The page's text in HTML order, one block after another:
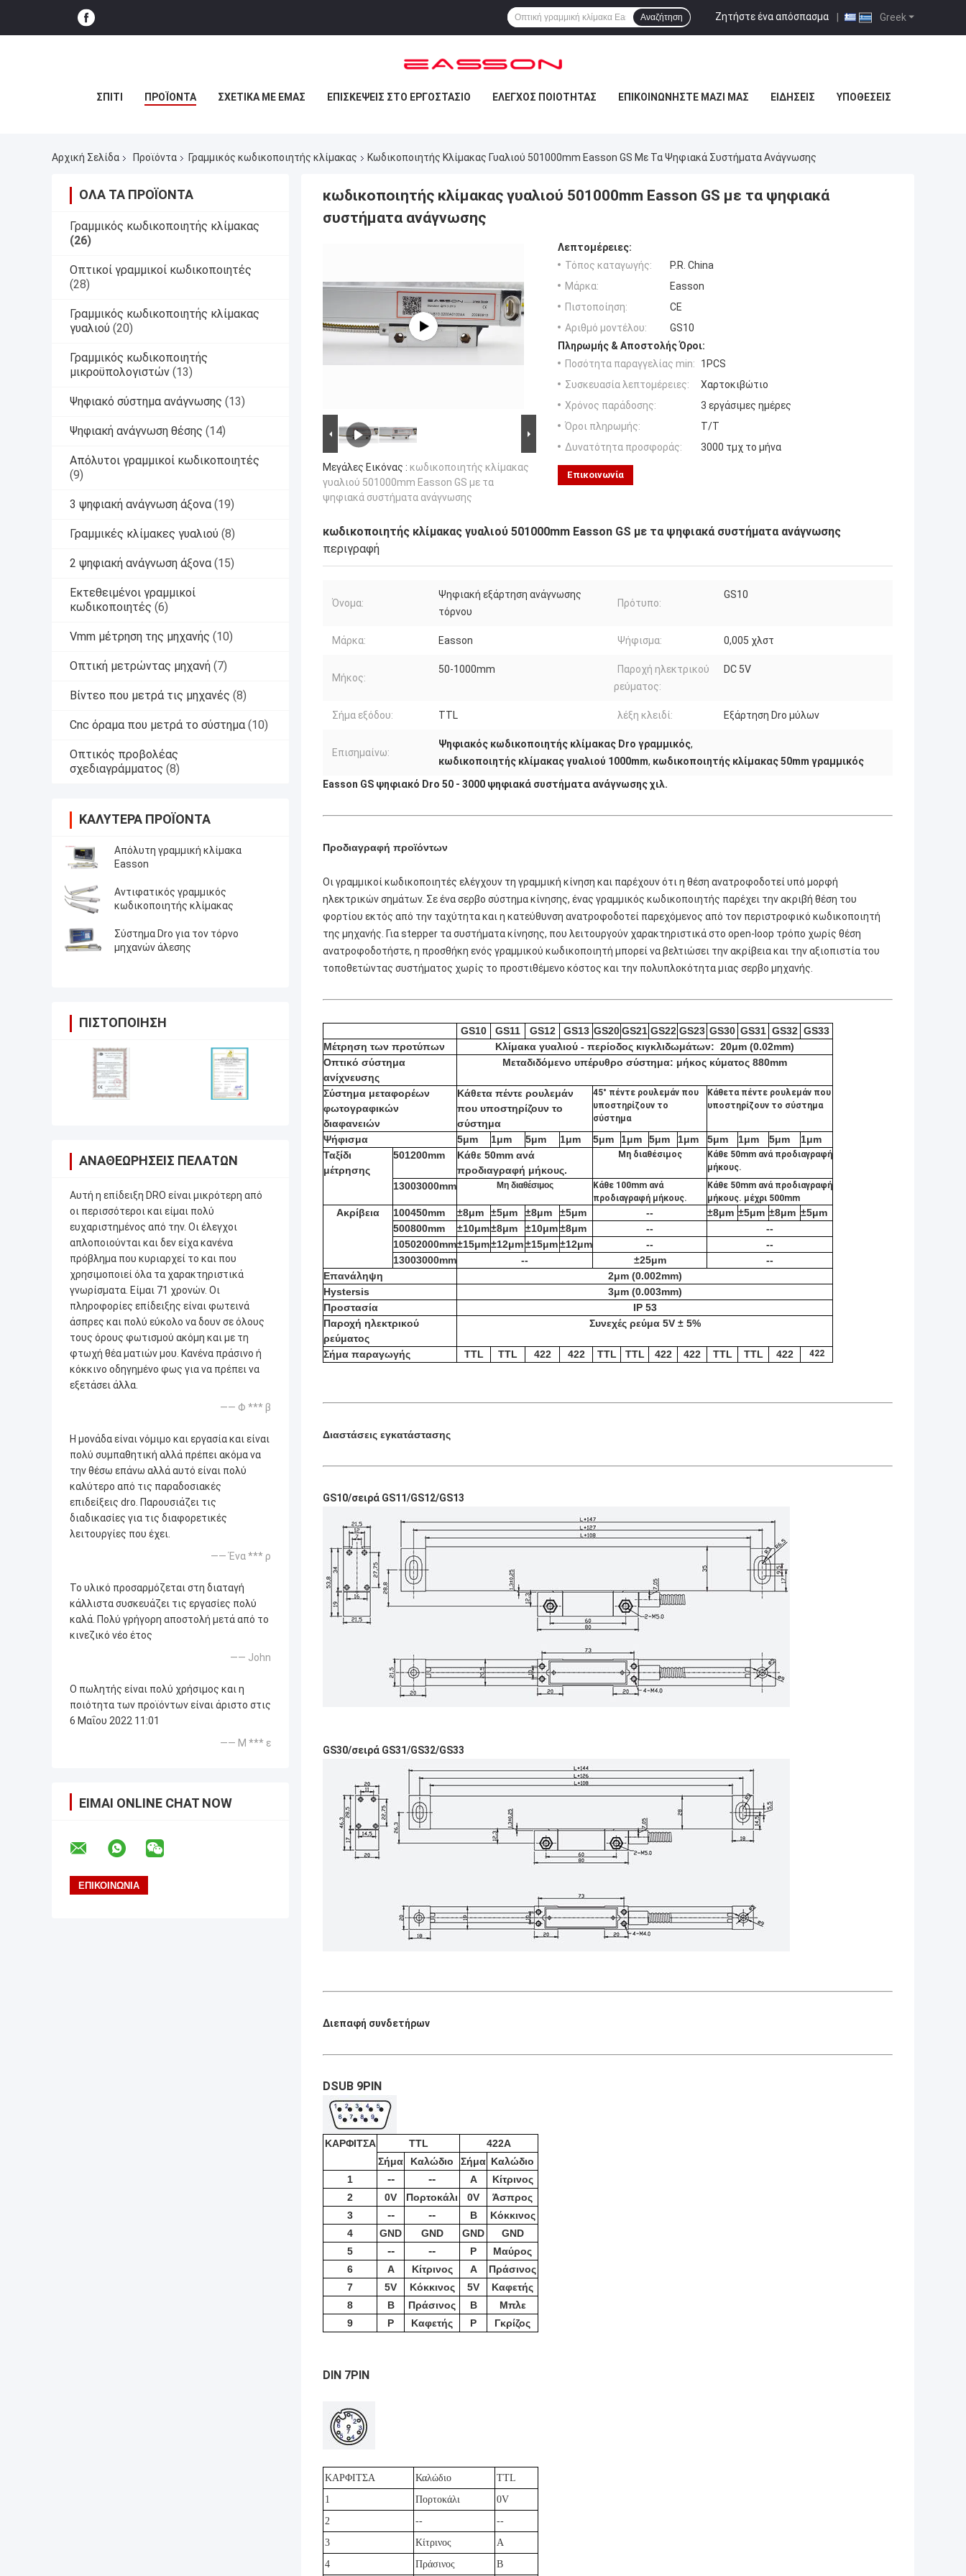
Greek
Ζητήστε ένα απόσπασμα |
Αναζήτηση
ΣΠΊΤΙ ΠΡΟΪΌΝΤΑ ΣΧΕΤΙΚΆ ΜΕ ΕΜΆΣ ΕΠΙΣΚΈΨΕΙΣ ΣΤΟ ΕΡΓΟΣΤΆΣΙΟ ΈΛΕΓΧΟΣ ΠΟΙΌΤΗΤΑΣ ΕΠΙΚΟΙΝΩΝΉΣΤΕ ΜΑΖΊ ΜΑΣ ΕΙΔΉΣΕΙΣ ΥΠΟΘΈΣΕΙΣ
Αρχική Σελίδα Προϊόντα Γραμμικός κωδικοποιητής κλίμακας Κωδικοποιητής Κλίμακας Γυαλιού 501000mm Easson GS Με Τα Ψηφιακά Συστήματα Ανάγνωσης
ΌΛΑ ΤΑ ΠΡΟΪΌΝΤΑ
Γραμμικός κωδικοποιητής κλίμακας
(26)
Οπτικοί γραμμικοί κωδικοποιητές
(28)
Γραμμικός κωδικοποιητής κλίμακας
γυαλιού (20)
Γραμμικός κωδικοποιητής
μικροϋπολογιστών (13)
Ψηφιακό σύστημα ανάγνωσης (13)
Ψηφιακή ανάγνωση θέσης (14)
Απόλυτοι γραμμικοί κωδικοποιητές
(9)
3 ψηφιακή ανάγνωση άξονα (19)
Γραμμικές κλίμακες γυαλιού (8)
2 ψηφιακή ανάγνωση άξονα (15)
Εκτεθειμένοι γραμμικοί
κωδικοποιητές (6)
Vmm μέτρηση της μηχανής (10)
Οπτική μετρώντας μηχανή (7)
Βίντεο που μετρά τις μηχανές (8)
Cnc όραμα που μετρά το σύστημα (10)
Οπτικός προβολέας
σχεδιαγράμματος (8)
ΚΑΛΎΤΕΡΑ ΠΡΟΪΌΝΤΑ
Απόλυτη γραμμική κλίμακα
Easson
Αντιφατικός γραμμικός
κωδικοποιητής κλίμακας
Σύστημα Dro για τον τόρνο
μηχανών άλεσης
ΠΙΣΤΟΠΟΊΗΣΗ
ΑΝΑΘΕΩΡΉΣΕΙΣ ΠΕΛΑΤΏΝ
Αυτή η επίδειξη DRO είναι μικρότερη από
οι περισσότεροι και είμαι πολύ
ευχαριστημένος από την. Οι έλεγχοι
απλοποιούνται και δεν είχα κανένα
πρόβλημα που κυριαρχεί το και που
χρησιμοποιεί όλα τα χαρακτηριστικά
γνωρίσματα. Είμαι 71 χρονών. Οι
πληροφορίες επίδειξης είναι φωτεινά
άσπρες και πολύ εύκολο να δουν σε όλους
τους όρους φωτισμού ακόμη και με τη
φτωχή θέα ματιών μου. Κανένα πράσινο ή
κόκκινο οδηγημένο φως για να πρέπει να
εξετάσει άλλα.
—— Φ *** β
Η μονάδα είναι νόμιμο και εργασία και είναι
πολύ συμπαθητική αλλά πρέπει ακόμα να
την θέσω επάνω αλλά αυτό είναι πολύ
καλύτερο από τις παραδοσιακές
επιδείξεις dro. Παρουσιάζει τις
διαδικασίες για τις διαφορετικές
λειτουργίες που έχει.
—— Ένα *** ρ
Το υλικό προσαρμόζεται στη διαταγή
κάλλιστα συσκευάζει τις εργασίες πολύ
καλά. Πολύ γρήγορη αποστολή μετά από το
κινεζικό νέο έτος
—— John
Ο πωλητής είναι πολύ χρήσιμος και η
ποιότητα των προϊόντων είναι άριστο στις
6 Μαΐου 2022 11:01
—— Μ *** ε
ΕΊΜΑΙ ONLINE CHAT NOW
κωδικοποιητής κλίμακας γυαλιού 501000mm Easson GS με τα ψηφιακά
συστήματα ανάγνωσης
Μεγάλες Εικόνας : κωδικοποιητής κλίμακας
γυαλιού 501000mm Easson GS με τα
ψηφιακά συστήματα ανάγνωσης
Λεπτομέρειες:
Τόπος καταγωγής:
P.R. China
Μάρκα:
Easson
Πιστοποίηση:
CE
Αριθμό μοντέλου:
GS10
Πληρωμής & Αποστολής Όροι:
Ποσότητα παραγγελίας min:
1PCS
Συσκευασία λεπτομέρειες:
Χαρτοκιβώτιο
Χρόνος παράδοσης:
3 εργάσιμες ημέρες
Όροι πληρωμής:
T/T
Δυνατότητα προσφοράς:
3000 τμχ το μήνα
Επικοινωνία
κωδικοποιητής κλίμακας γυαλιού 501000mm Easson GS με τα ψηφιακά συστήματα ανάγνωσης
περιγραφή
Όνομα:
Ψηφιακή εξάρτηση ανάγνωσης
τόρνου
Πρότυπο:
GS10
Μάρκα: Easson Ψήφισμα: 0,005 χλστ
Μήκος:
50-1000mm
Παροχή ηλεκτρικού
ρεύματος:
DC 5V
Σήμα εξόδου: TTL λέξη κλειδί: Εξάρτηση Dro μύλων
Επισημαίνω:
Ψηφιακός κωδικοποιητής κλίμακας Dro γραμμικός,
κωδικοποιητής κλίμακας γυαλιού 1000mm, κωδικοποιητής κλίμακας 50mm γραμμικός
Easson GS ψηφιακό Dro 50 - 3000 ψηφιακά συστήματα ανάγνωσης χιλ.
Προδιαγραφή προϊόντων
Οι γραμμικοί κωδικοποιητές ελέγχουν τη γραμμική κίνηση και παρέχουν ότι η θέση ανατροφοδοτεί υπό μορφή
ηλεκτρικών σημάτων. Σε ένα σερβο σύστημα κίνησης, ένας γραμμικός κωδικοποιητής παρέχει την ακριβή θέση του
φορτίου εκτός από την ταχύτητα και η κατεύθυνση ανατροφοδοτεί παρεχόμενος από τον περιστροφικό κωδικοποιητή
της μηχανής. Για stepper τα συστήματα κίνησης, που λειτουργούν χαρακτηριστικά στο open-loop τρόπο χωρίς θέση
ανατροφοδοτήστε, η προσθήκη ενός γραμμικού κωδικοποιητή μπορεί να βελτιώσει την ακρίβεια και την αξιοπιστία του
τοποθετώντας συστήματος χωρίς το προστιθέμενο κόστος και την πολυπλοκότητα μιας σερβο μηχανής.
GS10 GS11 GS12 GS13 GS20GS21 GS22 GS23 GS30 GS31 GS32 GS33
Μέτρηση των προτύπων
Κλίμακα γυαλιού - περίοδος κιγκλιδωμάτων: 20μm (0.02mm)
Οπτικό σύστημα
ανίχνευσης
Μεταδιδόμενο υπέρυθρο σύστημα: μήκος κύματος 880mm
Σύστημα μεταφορέων
φωτογραφικών
διαφανειών
Κάθετα πέντε ρουλεμάν
που υποστηρίζουν το
σύστημα
45° πέντε ρουλεμάν που
υποστηρίζουν το
σύστημα
Κάθετα πέντε ρουλεμάν που
υποστηρίζουν το σύστημα
Ψήφισμα 5μm 1μm 5μm 1μm 5μm 1μm 5μm 1μm 5μm 1μm 5μm
1μm
Ταξίδι
μέτρησης
501200mm
Κάθε 50mm ανά
προδιαγραφή μήκους.
Μη διαθέσιμος
Κάθε 50mm ανά προδιαγραφή
μήκους.
13003000mm Μη διαθέσιμος
Κάθε 100mm ανά
προδιαγραφή μήκους.
Κάθε 50mm ανά προδιαγραφή
μήκους. μέχρι 500mm
Ακρίβεια 100450mm ±8μm ±5μm ±8μm ±5μm -- ±8μm ±5μm ±8μm ±5μm
500800mm
±10μm±8μm ±10μm±8μm --
--
10502000mm±15μm±12μm±15μm±12μm --
--
13003000mm
-- ±25μm
--
Επανάληψη
2μm (0.002mm)
Hystersis
3μm (0.003mm)
Προστασία
IP 53
Παροχή ηλεκτρικού
ρεύματος
Συνεχές ρεύμα 5V ± 5%
Σήμα παραγωγής TTL TTL 422 422 TTL TTL 422 422 TTL TTL 422 422
Διαστάσεις εγκατάστασης
GS10/σειρά GS11/GS12/GS13
GS30/σειρά GS31/GS32/GS33
Διεπαφή συνδετήρων
DSUB 9PIN
ΚΑΡΦΙΤΣΑ TTL
422A
Σήμα
Καλώδιο Σήμα Καλώδιο
1
-- -- Α
Κίτρινος
2
0V Πορτοκάλι 0V
Άσπρος
3
-- -- Β
Κόκκινος
4
GND GND GND
GND
5
-- -- Ρ
Μαύρος
6
Α Κίτρινος Α
Πράσινος
7
5V Κόκκινος 5V
Καφετής
8
Β Πράσινος Β
Μπλε
9
Ρ Καφετής Ρ Γκρίζος
DIN 7PIN
ΚΑΡΦΙΤΣΑ Καλώδιο
TTL
1
Πορτοκάλι
0V
2
--
--
3
Κίτρινος
Α
4
Πράσινος Β